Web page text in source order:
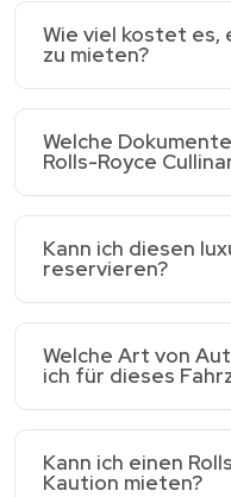
Wie viel kostet es,
zu mieten?
Welche
Rolls-Royce
Kann ich diesen
reservieren?
Welche Art von
ich für dieses
Kann ich einen
Kaution mieten?